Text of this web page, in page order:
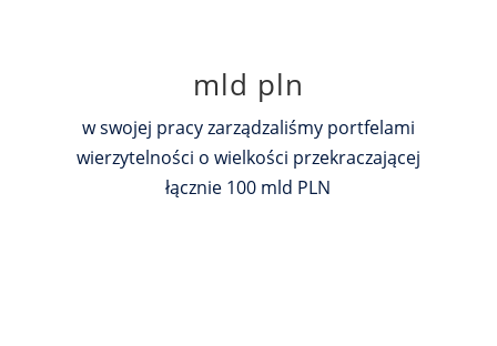
mld pln
w swojej pracy zarządzaliśmy portfelami
wierzytelności o wielkości przekraczającej
łącznie 100 mld PLN